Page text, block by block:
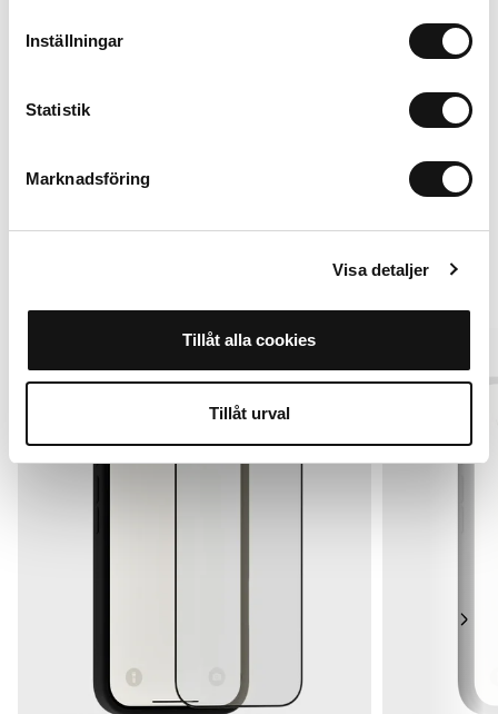
Inställningar
Statistik
Marknadsföring
Visa detaljer
Tillåt alla cookies
Tillåt urval
iPhone 16 Plus
In winkelwagen